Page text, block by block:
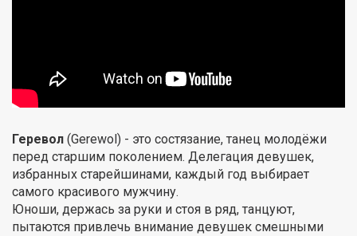
Геревол (Gerewol) - это состязание, танец молодёжи
перед старшим поколением. Делегация девушек,
избранных старейшинами, каждый год выбирает
самого красивого мужчину.
Юноши, держась за руки и стоя в ряд, танцуют,
пытаются привлечь внимание девушек смешными